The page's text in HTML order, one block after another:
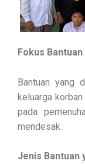
Fokus
Bantuan yang
keluarga
pada
mendesak.
Jenis Bantuan